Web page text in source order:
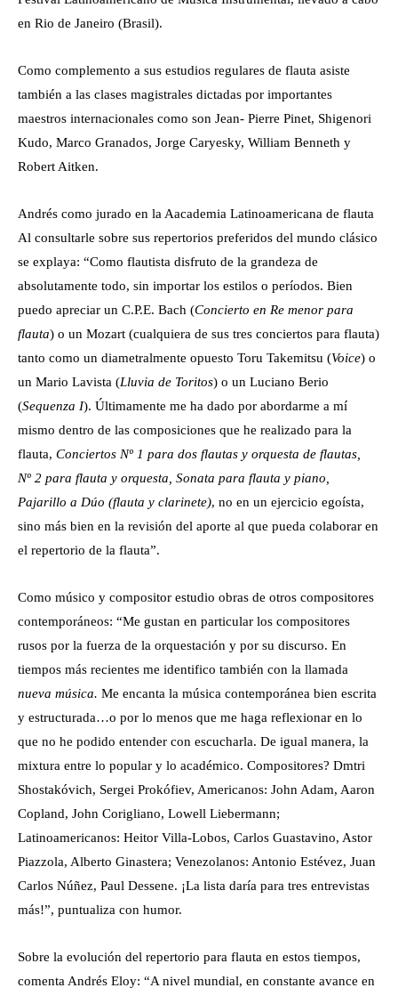
en Rio de Janeiro (Brasil).
Como complemento a sus estudios regulares de flauta asiste
también a las clases magistrales dictadas por importantes
maestros internacionales como son Jean- Pierre Pinet, Shigenori
Kudo, Marco Granados, Jorge Caryesky, William Benneth y
Robert Aitken.
Andrés como jurado en la Aacademia Latinoamericana de flauta
Al consultarle sobre sus repertorios preferidos del mundo clásico
se explaya: “Como flautista disfruto de la grandeza de
absolutamente todo, sin importar los estilos o períodos. Bien
puedo apreciar un C.P.E. Bach (Concierto en Re menor para
flauta) o un Mozart (cualquiera de sus tres conciertos para flauta)
tanto como un diametralmente opuesto Toru Takemitsu (Voice) o
un Mario Lavista (Lluvia de Toritos) o un Luciano Berio
(Sequenza I). Últimamente me ha dado por abordarme a mí
mismo dentro de las composiciones que he realizado para la
flauta, Conciertos Nº 1 para dos flautas y orquesta de flautas,
Nº 2 para flauta y orquesta, Sonata para flauta y piano,
Pajarillo a Dúo (flauta y clarinete), no en un ejercicio egoísta,
sino más bien en la revisión del aporte al que pueda colaborar en
el repertorio de la flauta”.
Como músico y compositor estudio obras de otros compositores
contemporáneos: “Me gustan en particular los compositores
rusos por la fuerza de la orquestación y por su discurso. En
tiempos más recientes me identifico también con la llamada
nueva música. Me encanta la música contemporánea bien escrita
y estructurada…o por lo menos que me haga reflexionar en lo
que no he podido entender con escucharla. De igual manera, la
mixtura entre lo popular y lo académico. Compositores? Dmtri
Shostakóvich, Sergei Prokófiev, Americanos: John Adam, Aaron
Copland, John Corigliano, Lowell Liebermann;
Latinoamericanos: Heitor Villa-Lobos, Carlos Guastavino, Astor
Piazzola, Alberto Ginastera; Venezolanos: Antonio Estévez, Juan
Carlos Núñez, Paul Dessene. ¡La lista daría para tres entrevistas
más!”, puntualiza con humor.
Sobre la evolución del repertorio para flauta en estos tiempos,
comenta Andrés Eloy: “A nivel mundial, en constante avance en